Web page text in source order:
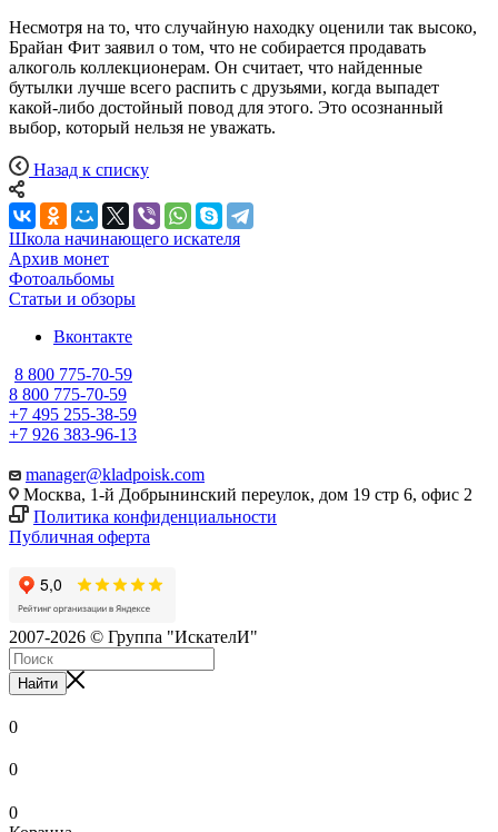
Несмотря на то, что случайную находку оценили так высоко,
Брайан Фит заявил о том, что не собирается продавать
алкоголь коллекционерам. Он считает, что найденные
бутылки лучше всего распить с друзьями, когда выпадет
какой-либо достойный повод для этого. Это осознанный
выбор, который нельзя не уважать.
Назад к списку
Школа начинающего искателя
Архив монет
Фотоальбомы
Статьи и обзоры
Вконтакте
8 800 775-70-59
8 800 775-70-59
+7 495 255-38-59
+7 926 383-96-13
manager@kladpoisk.com
Москва, 1-й Добрынинский переулок, дом 19 стр 6, офис 2
Политика конфиденциальности
Публичная оферта
2007-2026 © Группа "ИскателИ"
Найти
0
0
0